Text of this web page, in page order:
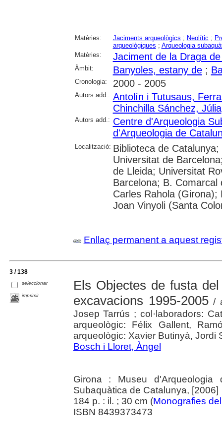
Matèries: Jaciments arqueològics ; Neolític ;
arqueològiques ; Arqueologia
Matèries:
Jaciment de la Draga
Àmbit: Banyoles, estany de;
Cronologia: 2000 - 2005
Autors add.: Antolín i Tutusaus,
Chinchilla Sánchez, Júlia
Autors add.: Centre d'Arqueologia
d'Arqueologia de
Localització: Biblioteca de
Universitat de
de Lleida; Universitat
Barcelona; B.
Carles Rahola (Girona);
Joan Vinyoli (Santa
Enllaç permanent a aquest
3 / 138
seleccionar
imprimir
Els Objectes de fusta
excavacions 1995-2005/
Josep Tarrús ; col·laboradors:
arqueològic: Félix Gallent,
arqueològic: Xavier Butinyà, Jordi
Bosch i Lloret, Àngel
Girona : Museu d'Arqueologia
Subaquàtica de Catalunya, [2006]
184 p. : il. ; 30 cm (Monografies
ISBN 8439373473